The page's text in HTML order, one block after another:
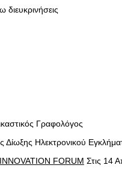
διευκρινήσεις
Γραφολόγος
Δίωξης Ηλεκτρονικού
FORUM Στις 14